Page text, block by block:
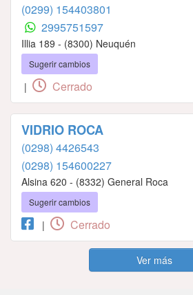
(0299) 154403801
2995751597
Illia 189 - (8300) Neuquén
Sugerir cambios
| Cerrado
VIDRIO ROCA
(0298) 4426543
(0298) 154600227
Alsina 620 - (8332) General Roca
Sugerir cambios
| Cerrado
Ver más